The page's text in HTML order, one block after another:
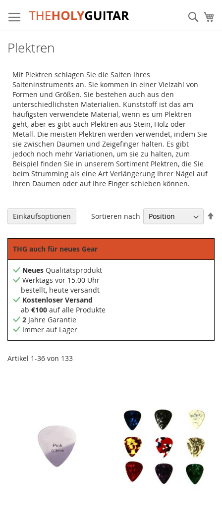
Inhalt
springen
Plektren
Mit Plektren schlagen Sie die Saiten Ihres
Saiteninstruments an. Sie kommen in einer Vielzahl von
Formen und Größen. Sie bestehen auch aus den
unterschiedlichsten Materialien. Kunststoff ist das am
häufigsten verwendete Material, wenn es um Plektren
geht, aber es gibt auch Plektren aus Stein, Holz oder
Metall. Die meisten Plektren werden verwendet, indem Sie
sie zwischen Daumen und Zeigefinger halten. Es gibt
jedoch noch mehr Variationen, um sie zu halten, zum
Beispiel finden Sie in unserem Sortiment Plektren, die Sie
beim Strumming als eine Art Verlängerung Ihrer Nägel auf
Ihren Daumen oder auf Ihre Finger schieben können.
Artikel 1-36 von 133
Sortieren nach
Einkaufsoptionen
THG auch für neues Gear
Neues Qualitätsprodukt
Werktags vor 15.00 Uhr
bestellt, heute versandt
Kostenloser Versand
ab €100 auf alle Produkte
2 Jahre Garantie
Immer auf Lager